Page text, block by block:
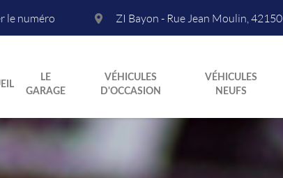
le numéro ZI Bayon - Rue Jean Moulin ,42150
LE
GARAGE
VÉHICULES
D'OCCASION
VÉHICULES
NEUFS